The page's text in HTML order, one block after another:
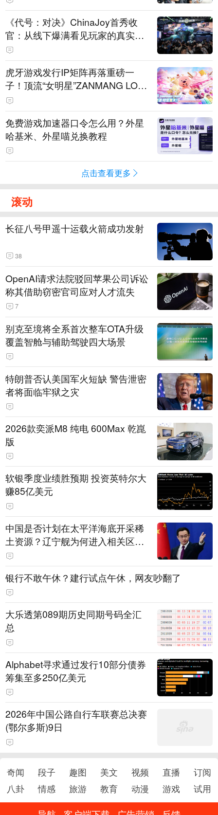
《代号：对决》ChinaJoy首秀收
官：从线下爆满看见玩家的真实期
待
虎牙游戏发行IP矩阵再落重磅一
子！顶流“女明星”ZANMANG LOO
PY 正版3D消除手游《消消奇遇》
惊喜曝光
免费游戏加速器口令怎么用？外星
哈基米、外星喵兑换教程
点击查看更多
滚动
长征八号甲遥十运载火箭成功发射
38
OpenAI请求法院驳回苹果公司诉讼
称其借助窃密官司应对人才流失
7
别克至境将全系首次整车OTA升级
覆盖智舱与辅助驾驶四大场景
特朗普否认美国军火短缺 警告泄密
者将面临牢狱之灾
2026款奕派M8 纯电 600Max 乾崑
版
软银季度业绩胜预期 投资英特尔大
赚85亿美元
中国是否计划在太平洋海底开采稀
土资源？辽宁舰为何进入相关区
域？外交部回应
银行不敢午休？建行试点午休，网友吵翻了
大乐透第089期历史同期号码全汇
总
Alphabet寻求通过发行10部分债券
筹集至多250亿美元
2026年中国公路自行车联赛总决赛
(鄂尔多斯)9日
奇闻 段子 趣图 美文 视频 直播
订阅
八卦
情感 旅游 教育 动漫 游戏 试用